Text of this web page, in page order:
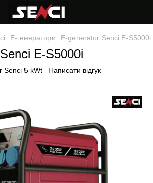
Е-генератори E-generator Senci E-S5000i
E-S5000i
Senci 5 kWt Написати відгук